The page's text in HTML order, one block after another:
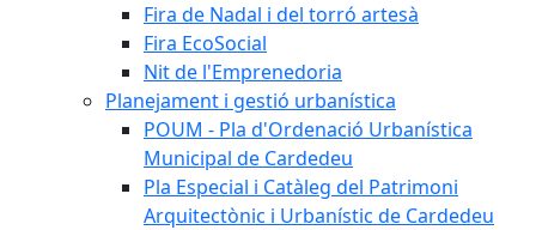
Fira de Nadal i del torró artesà
Fira EcoSocial
Nit de l'Emprenedoria
Planejament i gestió urbanística
POUM - Pla d'Ordenació Urbanística
Municipal de Cardedeu
Pla Especial i Catàleg del Patrimoni
Arquitectònic i Urbanístic de Cardedeu